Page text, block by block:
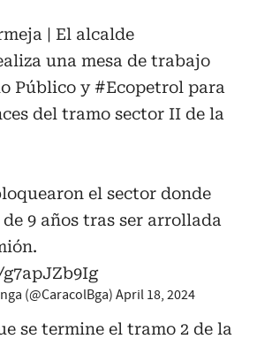
| El alcalde
una mesa de trabajo
Público y#Ecopetrol para
del tramo sector II de la
el sector donde
9 años tras ser arrollada
(@CaracolBga) April 18, 2024
se termine el tramo 2 de la